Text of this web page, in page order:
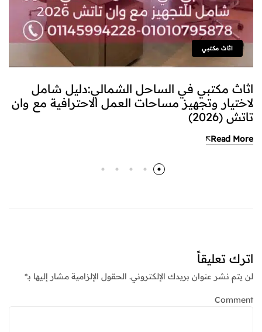
اثاث مكتبي
اثاث مكتبي في الساحل الشمالي:دليل شامل
لاختيار وتجهيز مساحات العمل الاحترافية مع وان
تاتش (2026)
Read More
اترك تعليقاً
لن يتم نشر عنوان بريدك الإلكتروني. الحقول الإلزامية مشار إليها بـ*
Comment